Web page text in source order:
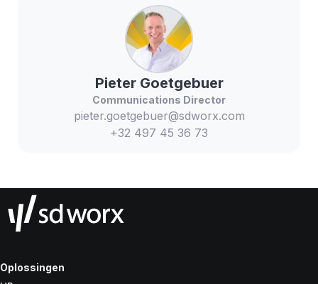
Pieter Goetgebuer
Communications Director
pieter.goetgebuer@sdworx.com
+32 497 45 36 73
Oplossingen